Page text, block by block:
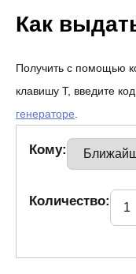
Как
Получить с помощью
клавишу T, введите
генераторе.
Кому:
Количество: